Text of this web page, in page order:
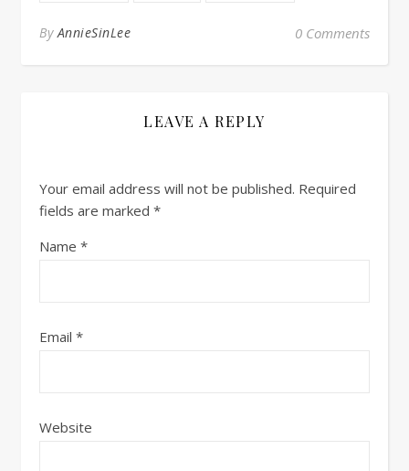
ByAnnieSinLee 0 Comments
LEAVE A REPLY
Your email address will not be published. Required
fields are marked *
Name *
Email *
Website